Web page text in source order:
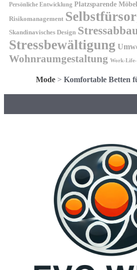
Persönliche Entwicklung Platzsparende Möbel
Risikomanagement
Skandinavisches Design
Stressbewältigung
Wohnraumgestaltung Work-Life-
Mode> Komfortable Betten